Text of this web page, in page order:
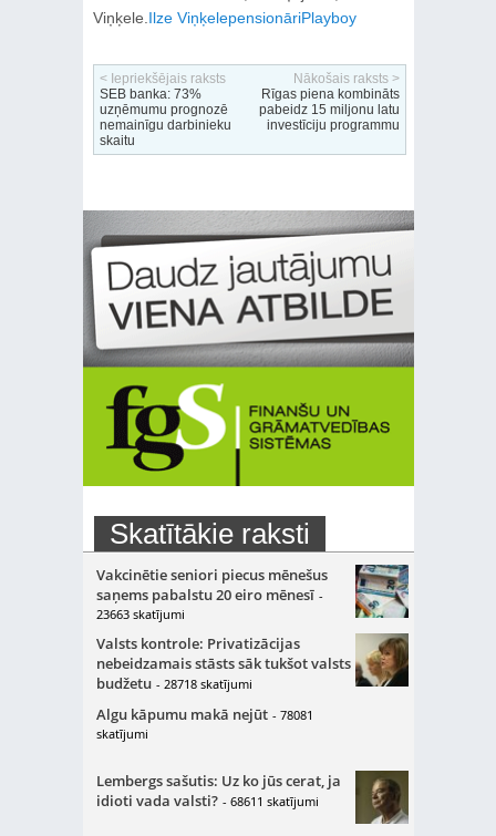
Viņķele. Ilze ViņķelepensionāriPlayboy
< Iepriekšējais raksts
SEB banka: 73%
uzņēmumu prognozē
nemainīgu darbinieku
skaitu
Nākošais raksts >
Rīgas piena kombināts
pabeidz 15 miljonu latu
investīciju programmu
Skatītākie raksti
Vakcinētie seniori piecus mēnešus
saņems pabalstu 20 eiro mēnesī -
23663 skatījumi
Valsts kontrole: Privatizācijas
nebeidzamais stāsts sāk tukšot valsts
budžetu - 28718 skatījumi
Algu kāpumu makā nejūt - 78081
skatījumi
Lembergs sašutis: Uz ko jūs cerat, ja
idioti vada valsti? - 68611 skatījumi